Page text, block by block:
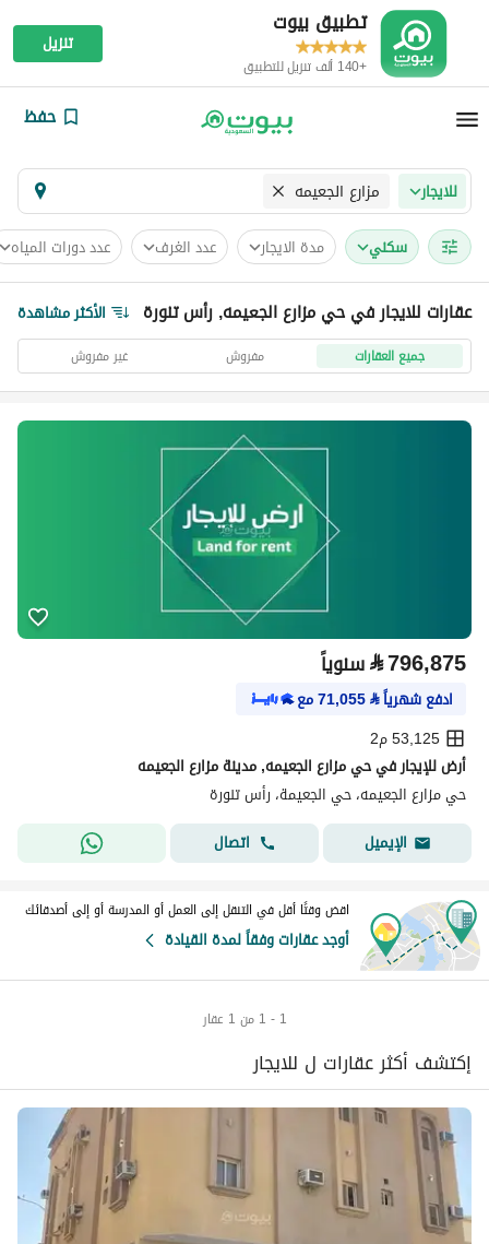
تطبيق بيوت
+140 ألف تنزيل للتطبيق
تنزيل
حفظ
للايجار مزارع الجعيمه
سكني مدة الايجار عدد الغرف عدد دورات المياه
عقارات للايجار في حي مزارع الجعيمه, رأس تنورة الأكثر مشاهدة
جميع العقارات مفروش غير مفروش
⃁796,875 سنوياً
ادفع شهرياً⃁
71,055مع
53,125 م2
أرض للإيجار في حي مزارع الجعيمه, مدينة مزارع الجعيمه
حي مزارع الجعيمه، حي الجعيمة، رأس تنورة
الإيميل
اتصال
اقض وقتًا أقل في التنقل إلى العمل أو المدرسة أو إلى أصدقائك
أوجد عقارات وفقاً لمدة القيادة
1 - 1 من 1 عقار
إكتشف أكثر عقارات ل للايجار